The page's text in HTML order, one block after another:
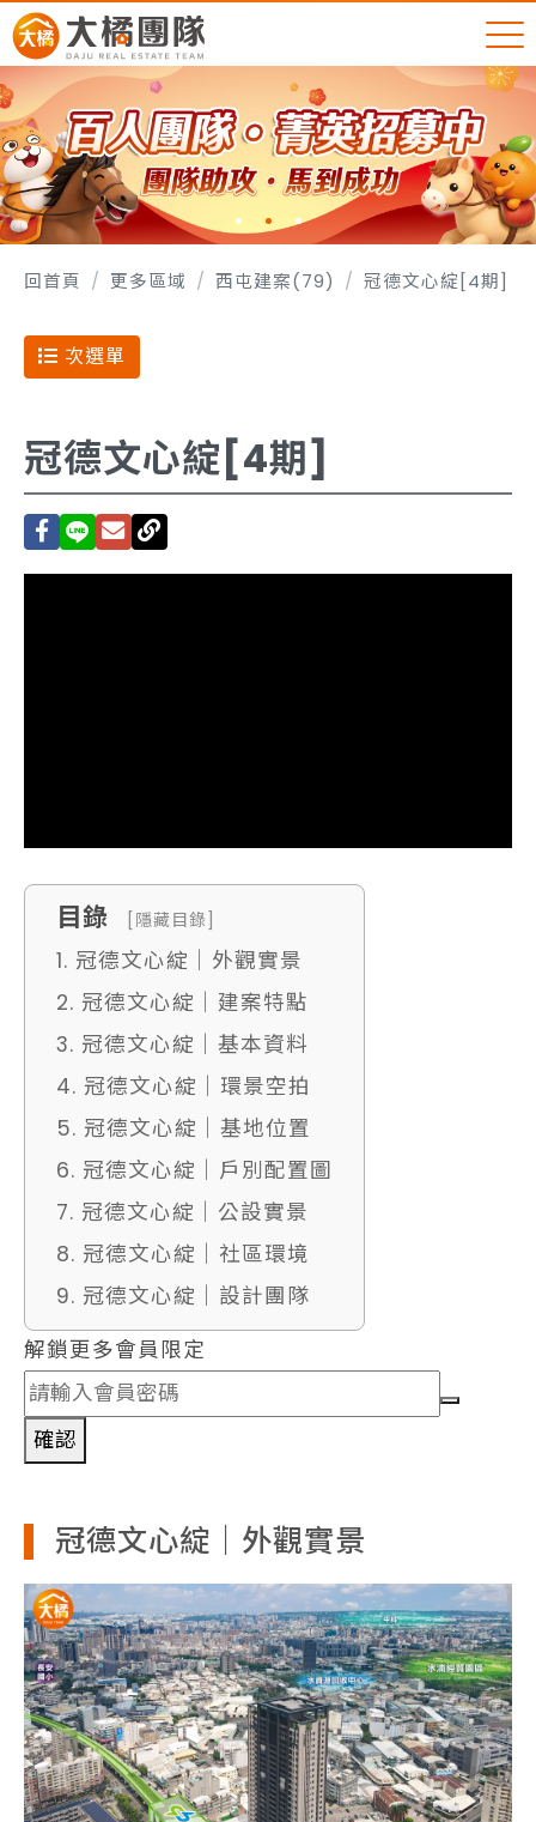
回首頁 更多區域 西屯建案(79) 冠德文心綻[4期]
次選單
冠德文心綻[4期]
目錄 [隱藏目錄]
1. 冠德文心綻｜外觀實景
2. 冠德文心綻｜建案特點
3. 冠德文心綻｜基本資料
4. 冠德文心綻｜環景空拍
5. 冠德文心綻｜基地位置
6. 冠德文心綻｜戶別配置圖
7. 冠德文心綻｜公設實景
8. 冠德文心綻｜社區環境
9. 冠德文心綻｜設計團隊
解鎖更多會員限定
確認
冠德文心綻｜外觀實景